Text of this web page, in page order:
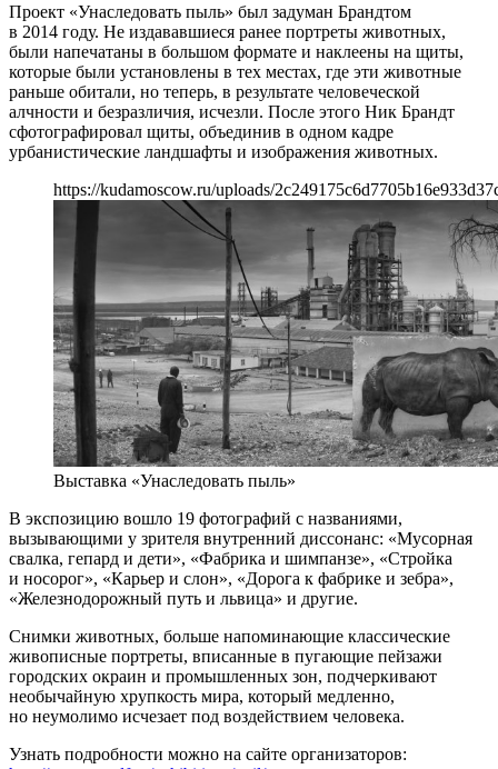
Проект «Унаследовать пыль» был задуман Брандтом
в 2014 году. Не издававшиеся ранее портреты животных,
были напечатаны в большом формате и наклеены на щиты,
которые были установлены в тех местах, где эти животные
раньше обитали, но теперь, в результате человеческой
алчности и безразличия, исчезли. После этого Ник Брандт
сфотографировал щиты, объединив в одном кадре
урбанистические ландшафты и изображения животных.
https://kudamoscow.ru/uploads/
Выставка «Унаследовать пыль»
В экспозицию вошло 19 фотографий с названиями,
вызывающими у зрителя внутренний диссонанс: «Мусорная
свалка, гепард и дети», «Фабрика и шимпанзе», «Стройка
и носорог», «Карьер и слон», «Дорога к фабрике и зебра»,
«Железнодорожный путь и львица» и другие.
Снимки животных, больше напоминающие классические
живописные портреты, вписанные в пугающие пейзажи
городских окраин и промышленных зон, подчеркивают
необычайную хрупкость мира, который медленно,
но неумолимо исчезает под воздействием человека.
Узнать подробности можно на сайте организаторов: